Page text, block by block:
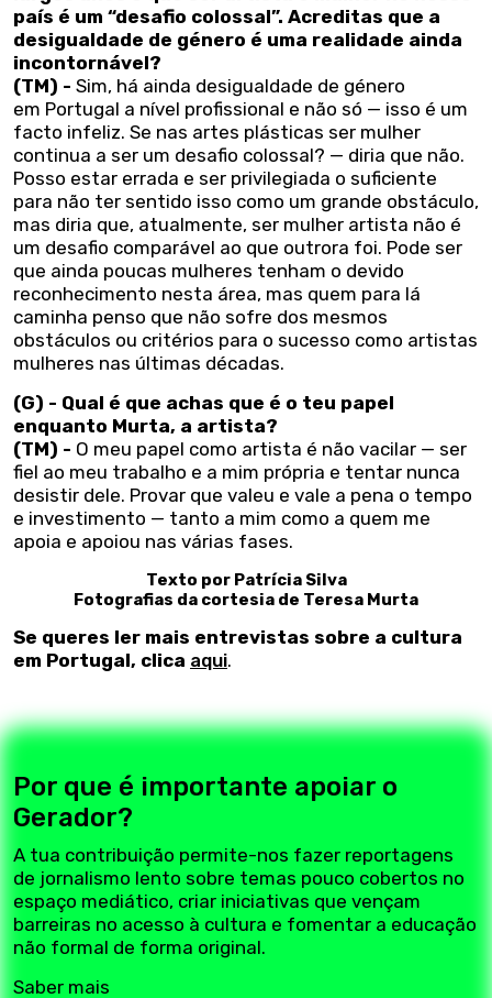
país é um “desafio colossal”. Acreditas que a
desigualdade de género é uma realidade ainda
incontornável?
(TM) - Sim, há ainda desigualdade de género
em Portugal a nível profissional e não só — isso é um
facto infeliz. Se nas artes plásticas ser mulher
continua a ser um desafio colossal? — diria que não.
Posso estar errada e ser privilegiada o suficiente
para não ter sentido isso como um grande obstáculo,
mas diria que, atualmente, ser mulher artista não é
um desafio comparável ao que outrora foi. Pode ser
que ainda poucas mulheres tenham o devido
reconhecimento nesta área, mas quem para lá
caminha penso que não sofre dos mesmos
obstáculos ou critérios para o sucesso como artistas
mulheres nas últimas décadas.
(G) - Qual é que achas que é o teu papel
enquanto Murta, a artista?
(TM) - O meu papel como artista é não vacilar — ser
fiel ao meu trabalho e a mim própria e tentar nunca
desistir dele. Provar que valeu e vale a pena o tempo
e investimento — tanto a mim como a quem me
apoia e apoiou nas várias fases.
Texto por Patrícia Silva
Fotografias da cortesia de Teresa Murta
Se queres ler mais entrevistas sobre a cultura
em Portugal, clica aqui.
Por que é importante apoiar o
Gerador?
A tua contribuição permite-nos fazer reportagens
de jornalismo lento sobre temas pouco cobertos no
espaço mediático, criar iniciativas que vençam
barreiras no acesso à cultura e fomentar a educação
não formal de forma original.
Saber mais